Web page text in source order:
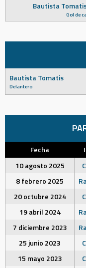
Bautista
Gol de
Bautista Tomatis
Delantero
Fecha
10 agosto 2025
8 febrero 2025
20 octubre 2024
19 abril 2024
7 diciembre 2023
25 junio 2023
15 mayo 2023